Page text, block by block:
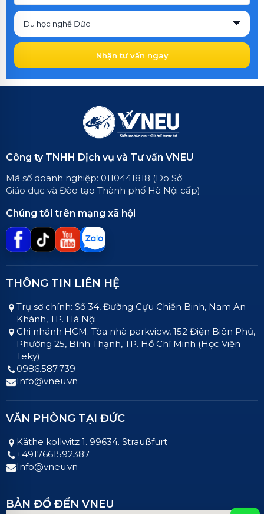
Nhận tư vấn ngay
Công ty TNHH Dịch vụ và Tư vấn VNEU
Mã số doanh nghiệp: 0110441818 (Do Sở
Giáo dục và Đào tạo Thành phố Hà Nội cấp)
Chúng tôi trên mạng xã hội
THÔNG TIN LIÊN HỆ
Trụ sở chính: Số 34, Đường Cựu Chiến Binh, Nam An
Khánh, TP. Hà Nội
Chi nhánh HCM: Tòa nhà parkview, 152 Điện Biên Phủ,
Phường 25, Bình Thạnh, TP. Hồ Chí Minh (Học Viện
Teky)
0986.587.739
Info@vneu.vn
VĂN PHÒNG TẠI ĐỨC
Käthe kollwitz 1. 99634. Straußfurt
+4917661592387
Info@vneu.vn
BẢN ĐỒ ĐẾN VNEU